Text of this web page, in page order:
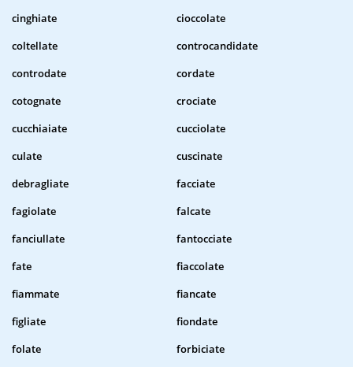
cinghiate
cioccolate
coltellate
controcandidate
controdate
cordate
cotognate
crociate
cucchiaiate
cucciolate
culate
cuscinate
debragliate
facciate
fagiolate
falcate
fanciullate
fantocciate
fate
fiaccolate
fiammate
fiancate
figliate
fiondate
folate
forbiciate